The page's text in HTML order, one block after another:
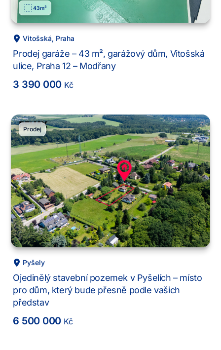
43m²
Vitošská, Praha
Prodej garáže – 43 m², garážový dům, Vitošská
ulice, Praha 12 – Modřany
3 390 000 Kč
Prodej
Pyšely
Ojedinělý stavební pozemek v Pyšelích – místo
pro dům, který bude přesně podle vašich
představ
6 500 000 Kč